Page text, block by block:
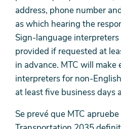
address, phone number
as which hearing the
Sign-language
provided if requested at
in advance. MTC will
interpreters for non-
at least five business days
Se prevé que MTC